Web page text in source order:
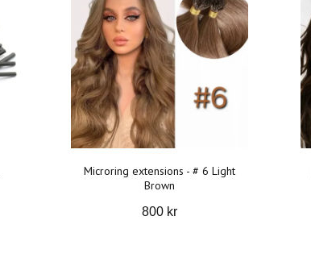
Microring extensions - # 6 Light
Brown
800 kr